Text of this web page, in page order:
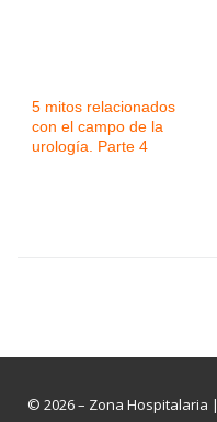
5 mitos relacionados
con el campo de la
urología. Parte 4
© 2026 – Zona Hospitalaria |